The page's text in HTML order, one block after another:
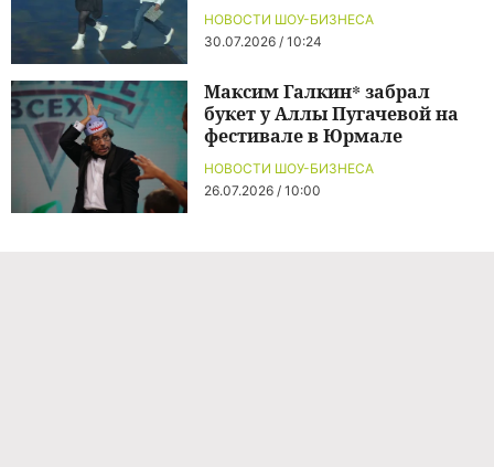
НОВОСТИ ШОУ-БИЗНЕСА
30.07.2026 / 10:24
НОВОСТИ ШОУ-БИЗНЕСА
26.07.2026 / 10:00
Максим Галкин* забрал
букет у Аллы Пугачевой на
фестивале в Юрмале